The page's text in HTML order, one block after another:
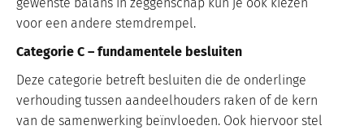
gewenste balans in zeggenschap kun je ook kiezen
voor een andere stemdrempel.
Categorie C – fundamentele besluiten
Deze categorie betreft besluiten die de onderlinge
verhouding tussen aandeelhouders raken of de kern
van de samenwerking beïnvloeden. Ook hiervoor stel